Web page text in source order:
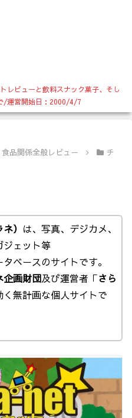
レビューと飲料スナック菓子、そし
/運営開始日：2000/4/7
食品関係全般レビュー
チ
） は、写真、デジカメ、
ジェット等
ベースのサイトです。
企画財団及び運営者「さら
無計画な個人サイトで